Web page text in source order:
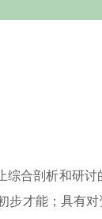
合剖析和研
步才能；具有